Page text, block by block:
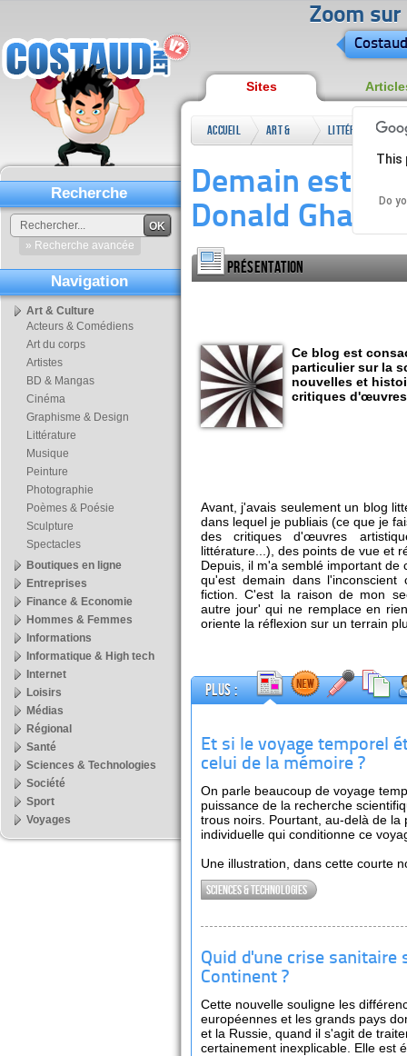
Zoom sur
Sites
Accueil
Art &
Demain est
Donald
Présentation
Ce blog est
particulier sur la
nouvelles et
critiques
Avant, j'avais seulement un blog
dans lequel je publiais (ce que je
des critiques d'œuvres
littérature...), des points de vue et
Depuis, il m'a semblé important
qu'est demain dans l'inconscient
fiction. C'est la raison de mon
autre jour' qui ne remplace en
oriente la réflexion sur un terrain
Plus :
Et si le voyage temporel
celui de la mémoire ?
On parle beaucoup de voyage
puissance de la recherche
trous noirs. Pourtant, au-delà de
individuelle qui conditionne ce
Une illustration, dans cette courte
Sciences & technologies
Quid d'une crise sanitaire
Continent ?
Cette nouvelle souligne les
européennes et les grands pays
et la Russie, quand il s'agit de
certainement inexplicable. Elle est
This
Do
Recherche
OK
» Recherche avancée
Navigation
Art & Culture
Acteurs & Comédiens
Art du corps
Artistes
BD & Mangas
Cinéma
Graphisme & Design
Littérature
Musique
Peinture
Photographie
Poèmes & Poésie
Sculpture
Spectacles
Boutiques en ligne
Entreprises
Finance & Economie
Hommes & Femmes
Informations
Informatique & High tech
Internet
Loisirs
Médias
Régional
Santé
Sciences & Technologies
Société
Sport
Voyages